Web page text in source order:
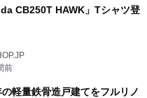
CB250T HAWK」Tシャツ登
前
軽量鉄骨造戸建てをフルリノ